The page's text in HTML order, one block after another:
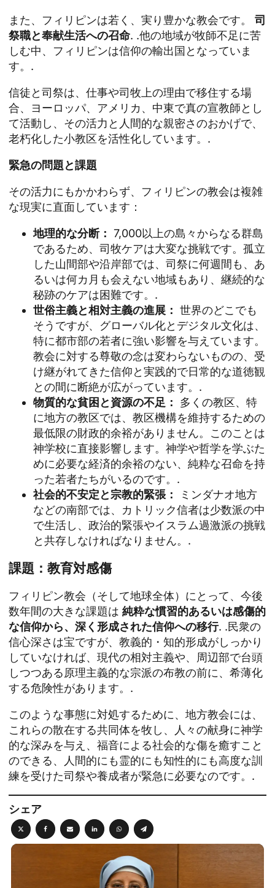
また、フィリピンは若く、実り豊かな教会です。 司
祭職と奉献生活への召命. .他の地域が牧師不足に苦
しむ中、フィリピンは信仰の輸出国となっていま
す。.
信徒と司祭は、仕事や司牧上の理由で移住する場
合、ヨーロッパ、アメリカ、中東で真の宣教師とし
て活動し、その活力と人間的な親密さのおかげで、
老朽化した小教区を活性化しています。.
緊急の問題と課題
その活力にもかかわらず、フィリピンの教会は複雑
な現実に直面しています：
地理的な分断： 7,000以上の島々からなる群島
であるため、司牧ケアは大変な挑戦です。孤立
した山間部や沿岸部では、司祭に何週間も、あ
るいは何カ月も会えない地域もあり、継続的な
秘跡のケアは困難です。.
世俗主義と相対主義の進展： 世界のどこでも
そうですが、グローバル化とデジタル文化は、
特に都市部の若者に強い影響を与えています。
教会に対する尊敬の念は変わらないものの、受
け継がれてきた信仰と実践的で日常的な道徳観
との間に断絶が広がっています。.
物質的な貧困と資源の不足：
多くの教区、特
に地方の教区では、教区機構を維持するための
最低限の財政的余裕がありません。このことは
神学校に直接影響します。神学や哲学を学ぶた
めに必要な経済的余裕のない、純粋な召命を持
った若者たちがいるのです。.
社会的不安定と宗教的緊張：
ミンダナオ地方
などの南部では、カトリック信者は少数派の中
で生活し、政治的緊張やイスラム過激派の挑戦
と共存しなければなりません。.
課題：教育対感傷
フィリピン教会（そして地球全体）にとって、今後
数年間の大きな課題は 純粋な慣習的あるいは感傷的
な信仰から、深く形成された信仰への移行. .民衆の
信心深さは宝ですが、教義的・知的形成がしっかり
していなければ、現代の相対主義や、周辺部で台頭
しつつある原理主義的な宗派の布教の前に、希薄化
する危険性があります。.
このような事態に対処するために、地方教会には、
これらの散在する共同体を牧し、人々の献身に神学
的な深みを与え、福音による社会的な傷を癒すこと
のできる、人間的にも霊的にも知性的にも高度な訓
練を受けた司祭や養成者が緊急に必要なのです。.
シェア